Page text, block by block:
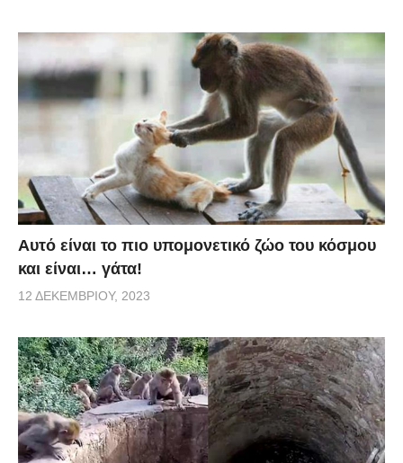
Αυτό είναι το πιο υπομονετικό ζώο του κόσμου
και είναι… γάτα!
12 ΔΕΚΕΜΒΡΊΟΥ, 2023